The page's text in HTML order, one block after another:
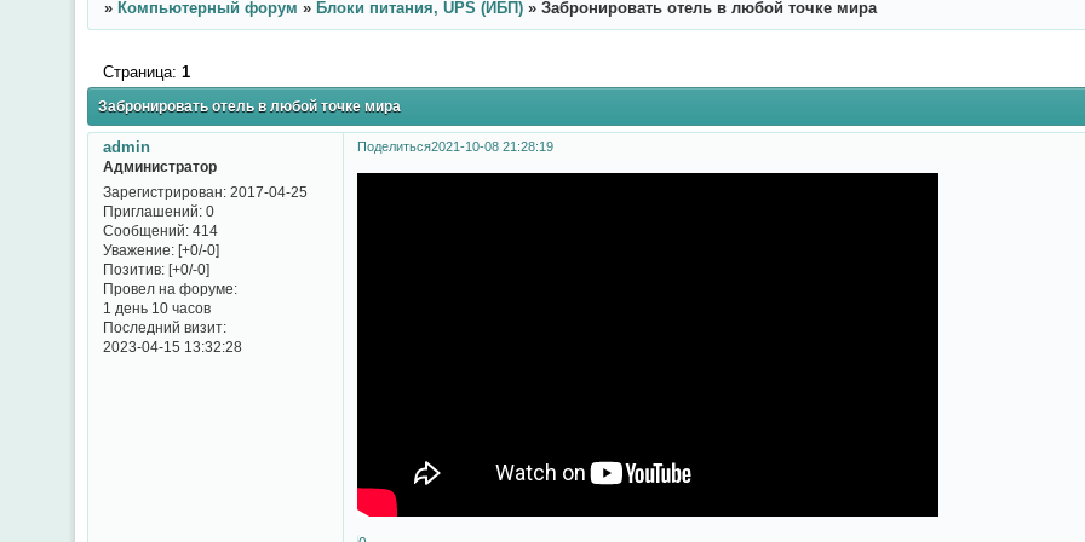
» Компьютерный форум » Блоки питания, UPS (ИБП) » Забронировать отель в любой точке мира
Забронировать отель в любой точке мира
Страница: 1
Поделиться2021-10-08 21:28:19
admin
Администратор
Зарегистрирован: 2017-04-25
Приглашений:0
Сообщений:414
Уважение: [+0/-0]
Позитив: [+0/-0]
Провел на форуме:
1 день 10 часов
Последний визит:
2023-04-15 13:32:28